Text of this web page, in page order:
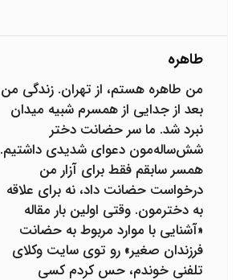
طاهره
من طاهره هستم، از تهران. زندگی من
بعد از جدایی از همسرم شبیه میدان
نبرد شد. ما سر حضانت دختر
شش‌ساله‌مون دعوای شدیدی داشتیم.
همسر سابقم فقط برای آزار من
درخواست حضانت داد، نه برای علاقه
به دخترمون. وقتی اولین بار مقاله
«آشنایی با موارد مربوط به حضانت
فرزندان صغیر» رو توی سایت وکلای
تلفنی خوندم، حس کردم کسی